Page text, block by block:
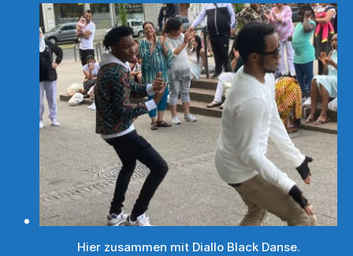
Hier zusammen mit Diallo Black Danse.